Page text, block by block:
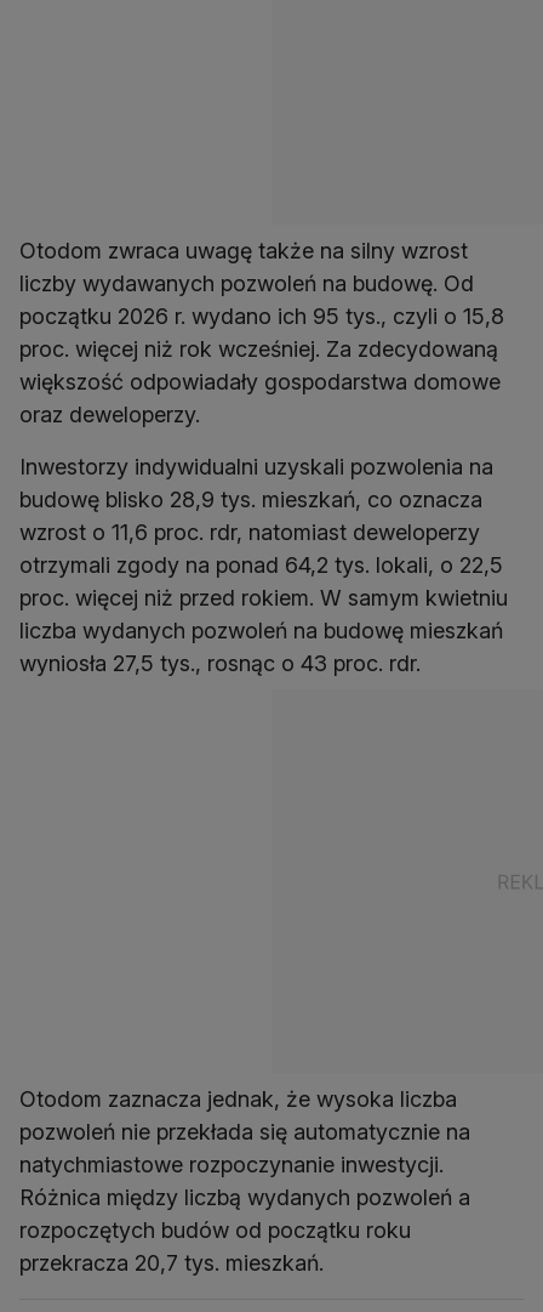
Otodom zwraca uwagę także na silny wzrost
liczby wydawanych pozwoleń na budowę. Od
początku 2026 r. wydano ich 95 tys., czyli o 15,8
proc. więcej niż rok wcześniej. Za zdecydowaną
większość odpowiadały gospodarstwa domowe
oraz deweloperzy.
Inwestorzy indywidualni uzyskali pozwolenia na
budowę blisko 28,9 tys. mieszkań, co oznacza
wzrost o 11,6 proc. rdr, natomiast deweloperzy
otrzymali zgody na ponad 64,2 tys. lokali, o 22,5
proc. więcej niż przed rokiem. W samym kwietniu
liczba wydanych pozwoleń na budowę mieszkań
wyniosła 27,5 tys., rosnąc o 43 proc. rdr.
Otodom zaznacza jednak, że wysoka liczba
pozwoleń nie przekłada się automatycznie na
natychmiastowe rozpoczynanie inwestycji.
Różnica między liczbą wydanych pozwoleń a
rozpoczętych budów od początku roku
przekracza 20,7 tys. mieszkań.